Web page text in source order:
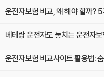
운전자보험 비교, 왜 해야 할까?
베테랑 운전자도 놓치는 운전자
운전자보험 비교사이트 활용법: